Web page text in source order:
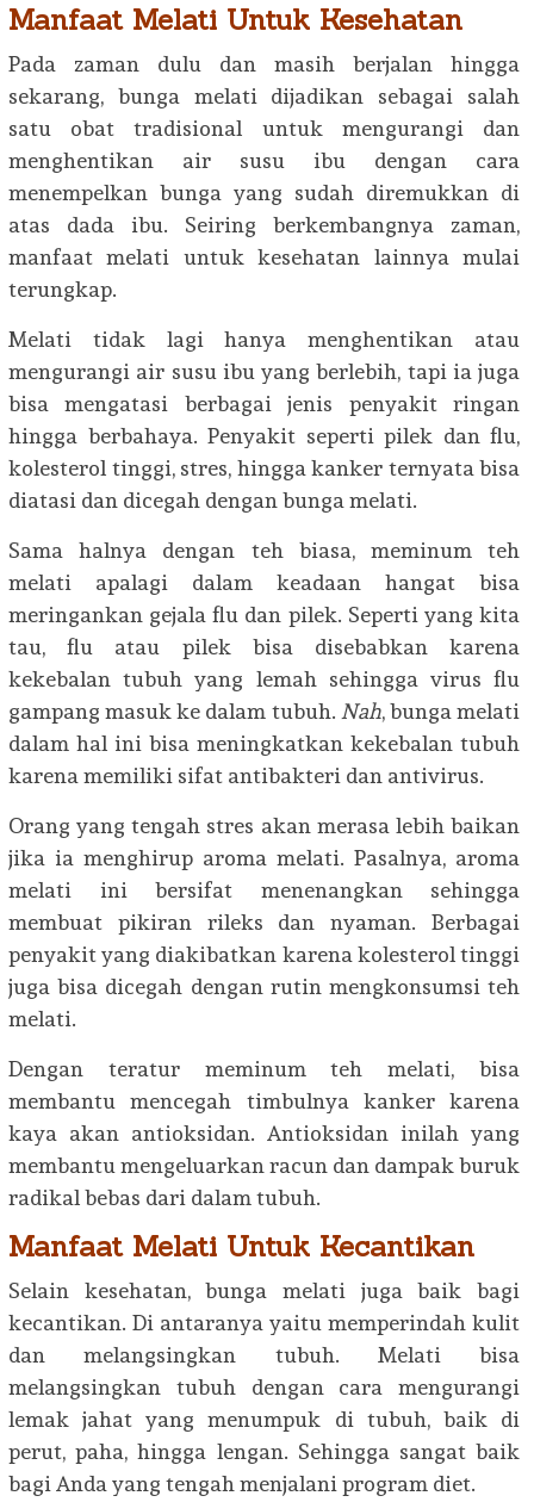
Manfaat Melati Untuk Kesehatan
Pada zaman dulu dan masih berjalan hingga
sekarang, bunga melati dijadikan sebagai salah
satu obat tradisional untuk mengurangi dan
menghentikan air susu ibu dengan cara
menempelkan bunga yang sudah diremukkan di
atas dada ibu. Seiring berkembangnya zaman,
manfaat melati untuk kesehatan lainnya mulai
terungkap.
Melati tidak lagi hanya menghentikan atau
mengurangi air susu ibu yang berlebih, tapi ia juga
bisa mengatasi berbagai jenis penyakit ringan
hingga berbahaya. Penyakit seperti pilek dan flu,
kolesterol tinggi, stres, hingga kanker ternyata bisa
diatasi dan dicegah dengan bunga melati.
Sama halnya dengan teh biasa, meminum teh
melati apalagi dalam keadaan hangat bisa
meringankan gejala flu dan pilek. Seperti yang kita
tau, flu atau pilek bisa disebabkan karena
kekebalan tubuh yang lemah sehingga virus flu
gampang masuk ke dalam tubuh. Nah, bunga melati
dalam hal ini bisa meningkatkan kekebalan tubuh
karena memiliki sifat antibakteri dan antivirus.
Orang yang tengah stres akan merasa lebih baikan
jika ia menghirup aroma melati. Pasalnya, aroma
melati ini bersifat menenangkan sehingga
membuat pikiran rileks dan nyaman. Berbagai
penyakit yang diakibatkan karena kolesterol tinggi
juga bisa dicegah dengan rutin mengkonsumsi teh
melati.
Dengan teratur meminum teh melati, bisa
membantu mencegah timbulnya kanker karena
kaya akan antioksidan. Antioksidan inilah yang
membantu mengeluarkan racun dan dampak buruk
radikal bebas dari dalam tubuh.
Manfaat Melati Untuk Kecantikan
Selain kesehatan, bunga melati juga baik bagi
kecantikan. Di antaranya yaitu memperindah kulit
dan melangsingkan tubuh. Melati bisa
melangsingkan tubuh dengan cara mengurangi
lemak jahat yang menumpuk di tubuh, baik di
perut, paha, hingga lengan. Sehingga sangat baik
bagi Anda yang tengah menjalani program diet.